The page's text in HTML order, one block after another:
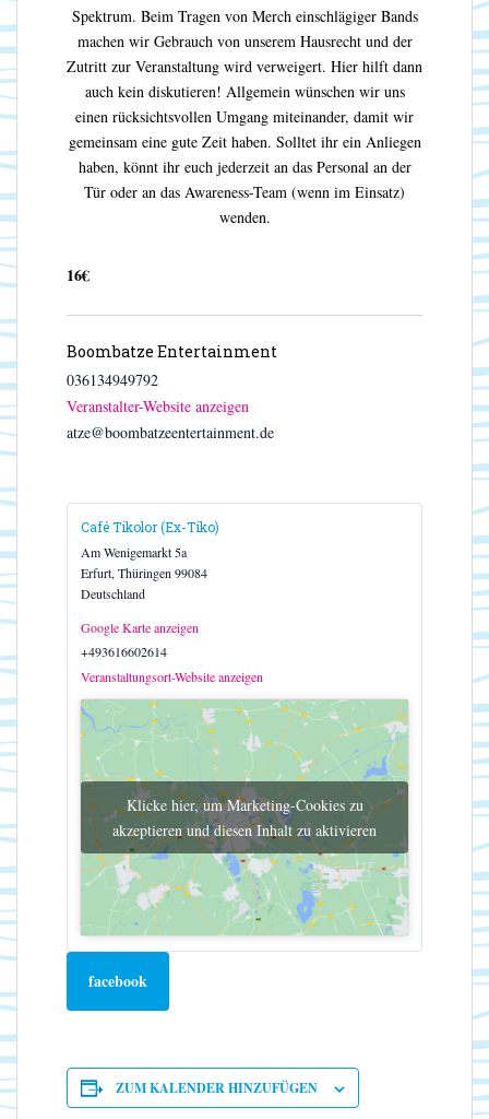
Spektrum. Beim Tragen von Merch einschlägiger Bands
machen wir Gebrauch von unserem Hausrecht und der
Zutritt zur Veranstaltung wird verweigert. Hier hilft dann
auch kein diskutieren! Allgemein wünschen wir uns
einen rücksichtsvollen Umgang miteinander, damit wir
gemeinsam eine gute Zeit haben. Solltet ihr ein Anliegen
haben, könnt ihr euch jederzeit an das Personal an der
Tür oder an das Awareness-Team (wenn im Einsatz)
wenden.
16€
Boombatze Entertainment
036134949792
Veranstalter-Website anzeigen
atze@boombatzeentertainment.de
Café Tikolor (Ex-Tiko)
Am Wenigemarkt 5a
Erfurt, Thüringen 99084
Deutschland
Google Karte anzeigen
+493616602614
Veranstaltungsort-Website anzeigen
Klicke hier, um Marketing-Cookies zu
akzeptieren und diesen Inhalt zu aktivieren
facebook
ZUM KALENDER HINZUFÜGEN